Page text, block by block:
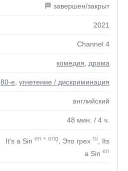
🏁 завершен/закрыт
2021
Channel 4
комедия драма
80-е угнетение / дискриминация
английский
48 мин. / 4 ч.
It's a Sin en + orig , Это грех ru
, Its
a Sin en